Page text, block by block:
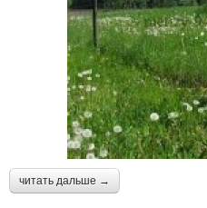
читать дальше →